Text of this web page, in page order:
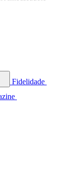
Fidelidade